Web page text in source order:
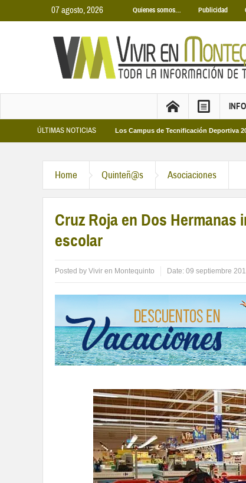
07 agosto, 2026 Quienes somos… Publicidad
INFO
ÚLTIMAS NOTICIAS
Municipales 2026 Los Campus de Tecnificación Deportiva 2026
Home Quinteñ@s Asociaciones
Cruz Roja en Dos
escolar
Posted by Vivir en Montequinto Date: 09 septiembre